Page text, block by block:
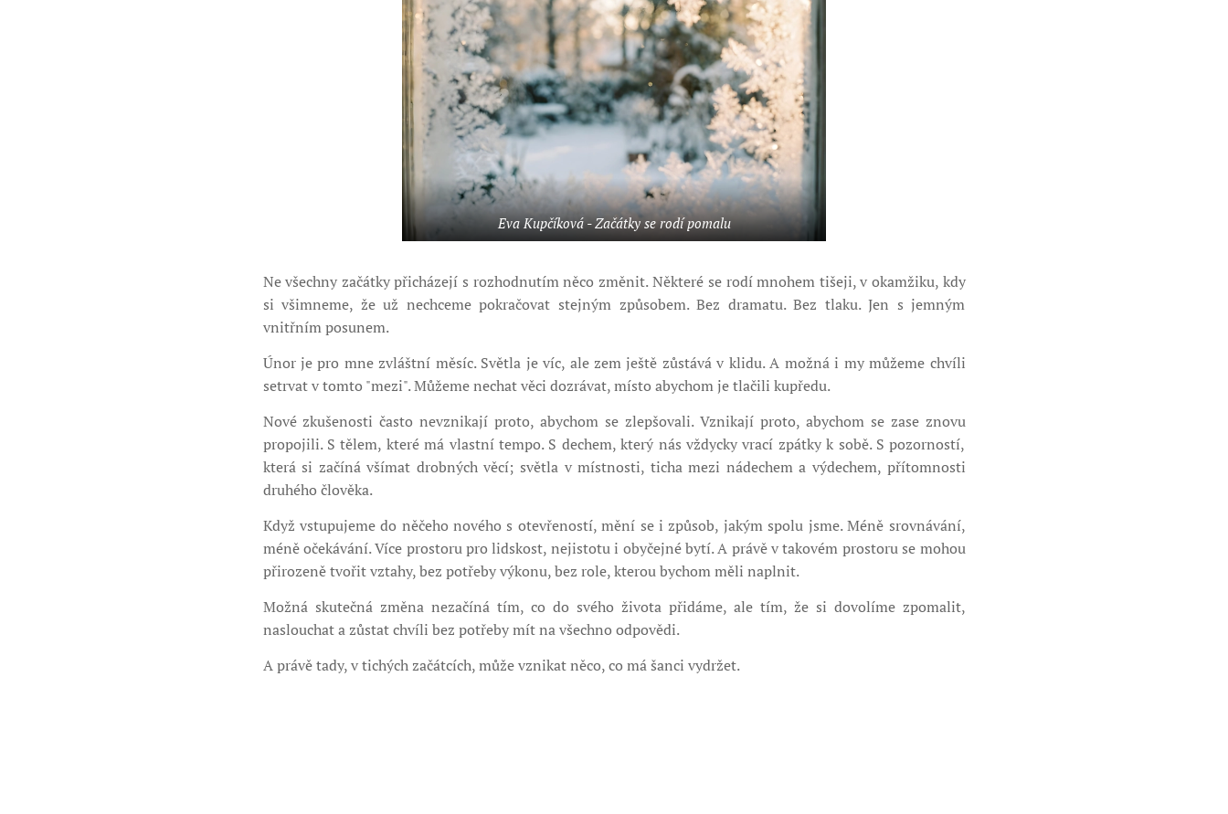
Eva Kupčíková - Začátky se rodí pomalu
Ne všechny začátky přicházejí s rozhodnutím něco změnit. Některé se rodí mnohem tišeji, v okamžiku, kdy
si všimneme, že už nechceme pokračovat stejným způsobem. Bez dramatu. Bez tlaku. Jen s jemným
vnitřním posunem.
Únor je pro mne zvláštní měsíc. Světla je víc, ale zem ještě zůstává v klidu. A možná i my můžeme chvíli
setrvat v tomto "mezi". Můžeme nechat věci dozrávat, místo abychom je tlačili kupředu.
Nové zkušenosti často nevznikají proto, abychom se zlepšovali. Vznikají proto, abychom se zase znovu
propojili. S tělem, které má vlastní tempo. S dechem, který nás vždycky vrací zpátky k sobě. S pozorností,
která si začíná všímat drobných věcí; světla v místnosti, ticha mezi nádechem a výdechem, přítomnosti
druhého člověka.
Když vstupujeme do něčeho nového s otevřeností, mění se i způsob, jakým spolu jsme. Méně srovnávání,
méně očekávání. Více prostoru pro lidskost, nejistotu i obyčejné bytí. A právě v takovém prostoru se mohou
přirozeně tvořit vztahy, bez potřeby výkonu, bez role, kterou bychom měli naplnit.
Možná skutečná změna nezačíná tím, co do svého života přidáme, ale tím, že si dovolíme zpomalit,
naslouchat a zůstat chvíli bez potřeby mít na všechno odpovědi.
A právě tady, v tichých začátcích, může vznikat něco, co má šanci vydržet.